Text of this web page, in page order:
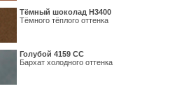
Тёмный шоколад H3400
Тёмного тёплого оттенка
Голубой 4159 СС
Бархат холодного оттенка